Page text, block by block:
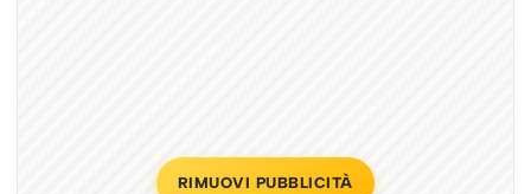
RIMUOVI PUBBLICITÀ